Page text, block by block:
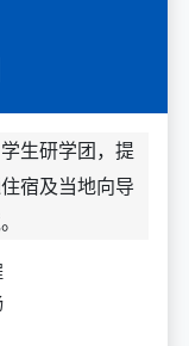
生研学团，提
宿及当地向导